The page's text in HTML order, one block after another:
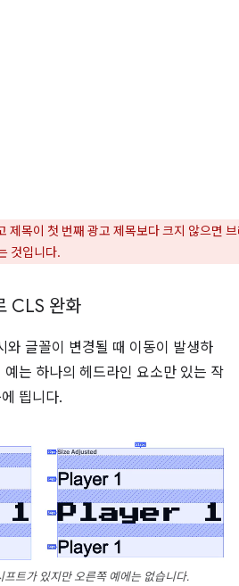
제목이 첫 번째 광고 제목보다 크지 않으면
것입니다.
CLS 완화
와 글꼴이 변경될 때 이동이 발생하
는 하나의 헤드라인 요소만 있는 작
띕니다.
프트가 있지만 오른쪽 예에는 없습니다.